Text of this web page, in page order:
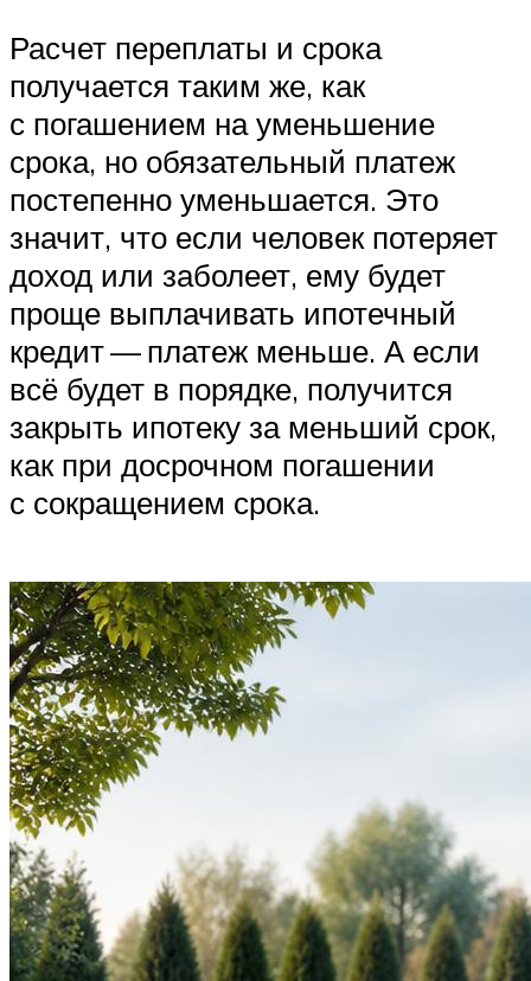
Расчет переплаты и срока
получается таким же, как
с погашением на уменьшение
срока, но обязательный платеж
постепенно уменьшается. Это
значит, что если человек потеряет
доход или заболеет, ему будет
проще выплачивать ипотечный
кредит — платеж меньше. А если
всё будет в порядке, получится
закрыть ипотеку за меньший срок,
как при досрочном погашении
с сокращением срока.